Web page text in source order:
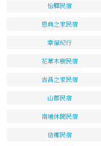
怡驛民宿
恩典之家民宿
幸福紀行
花草木樹民宿
吉昌之家民宿
山郡民宿
南埔休閒民宿
佶椰民宿